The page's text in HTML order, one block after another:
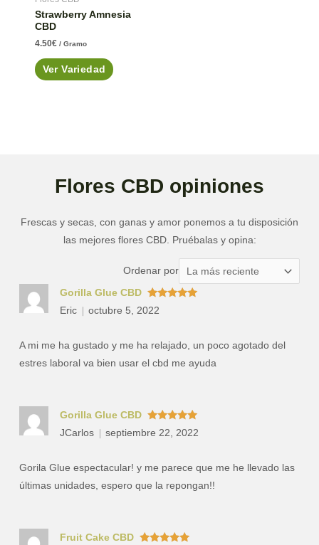
Strawberry Amnesia
CBD
4.50€ / Gramo
Ver Variedad
Flores CBD opiniones
Frescas y secas, con ganas y amor ponemos a tu disposición
las mejores flores CBD. Pruébalas y opina:
Ordenar porOrdenar
las
Valorado
con
Gorilla Glue CBD
Eric
octubre 5, 2022
A mi me ha gustado y me ha relajado, un poco agotado del
estres laboral va bien usar el cbd me ayuda
Valorado
con5de 5
Gorilla Glue CBD
JCarlos
septiembre 22, 2022
Gorila Glue espectacular! y me parece que me he llevado las
últimas unidades, espero que la repongan!!
Fruit Cake CBD